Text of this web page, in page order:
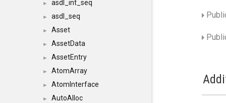
► asdl_int_seq
► asdl_seq
► Asset
► AssetData
► AssetEntry
► AtomArray
► AtomInterface
► AutoAlloc